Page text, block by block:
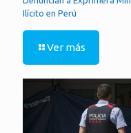
Ilícito en Perú
Ver más